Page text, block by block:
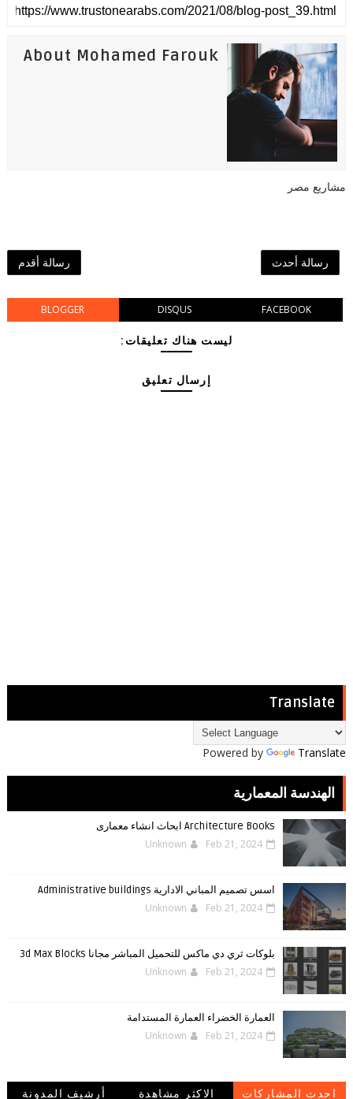
About Mohamed Farouk
مشاريع مصر
رسالة أحدث رسالة أقدم
BLOGGER DISQUS FACEBOOK
ليست هناك تعليقات:
إرسال تعليق
Translate
Powered by Translate
الهندسة المعمارية
Architecture Books ابحاث انشاء معمارى
Unknown Feb 21, 2024
اسس تصميم المباني الادارية Administrative buildings
Unknown Feb 21, 2024
بلوكات ثري دي ماكس للتحميل المباشر مجانا 3d Max Blocks
Unknown Feb 21, 2024
العمارة الخضراء العمارة المستدامة
Unknown Feb 21, 2024
احدث المشاركات الاكثر مشاهدة أرشيف المدونة